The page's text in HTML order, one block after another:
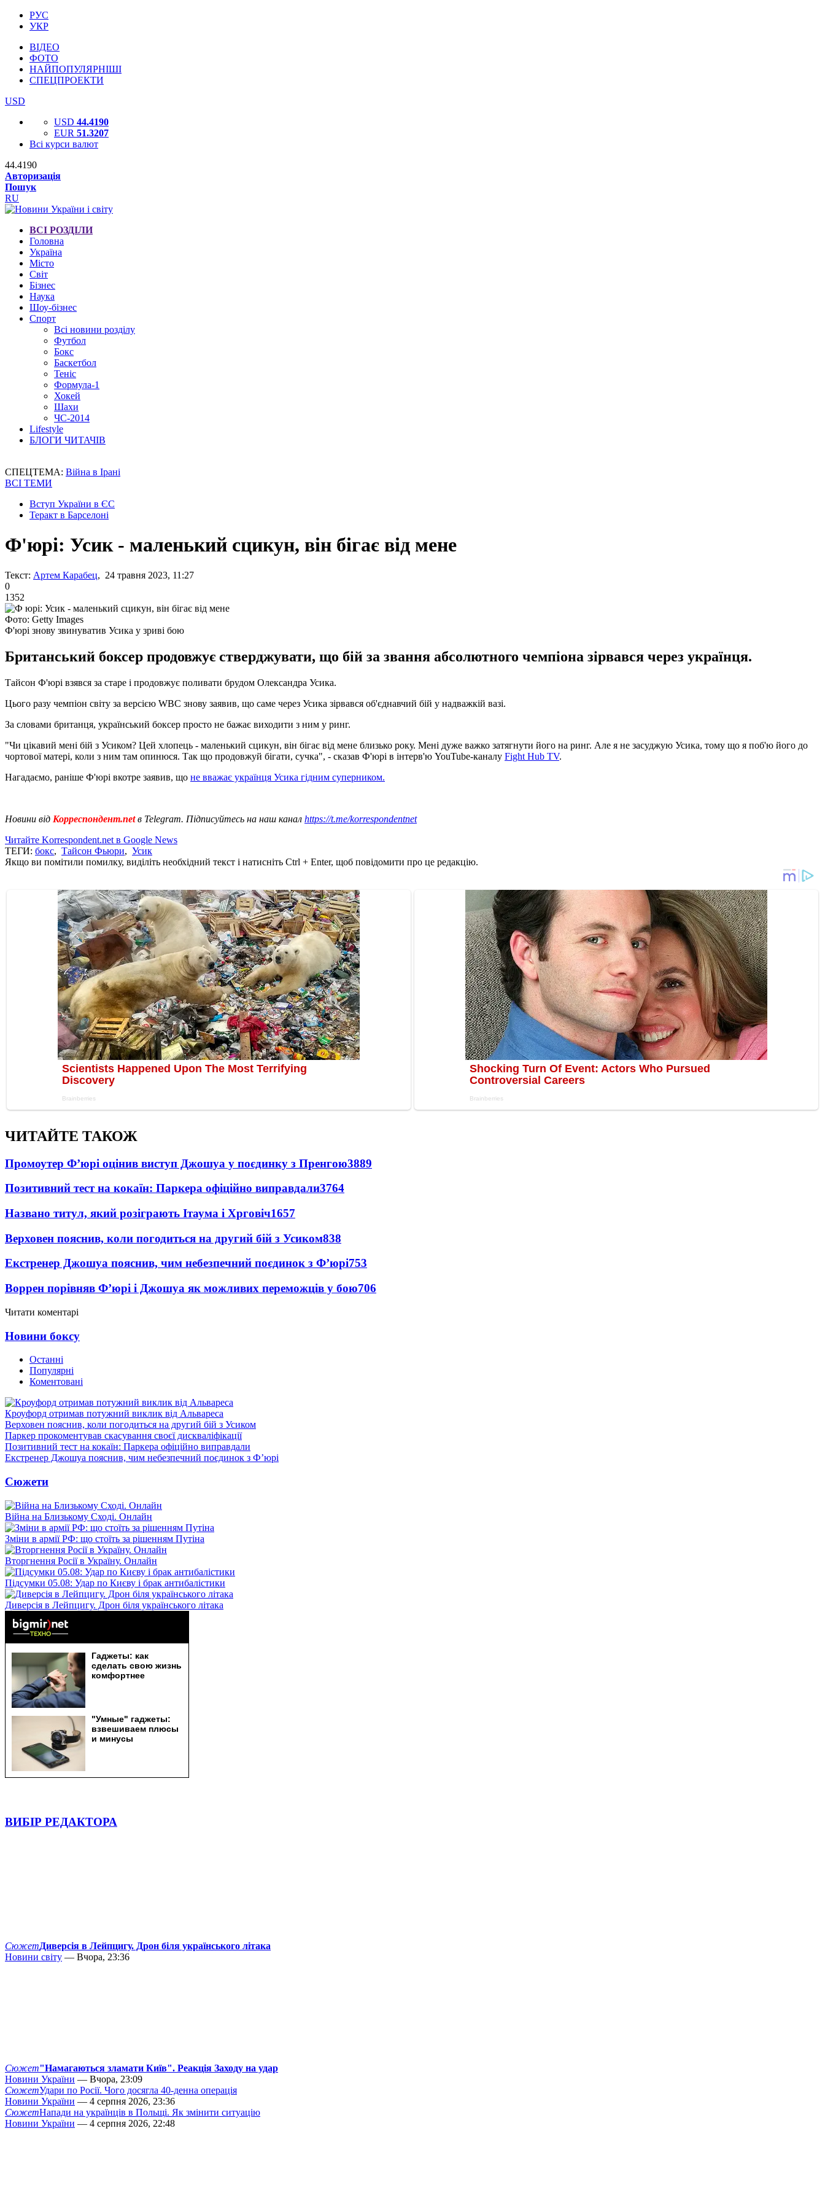
РУС
УКР
ВІДЕО
ФОТО
НАЙПОПУЛЯРНІШІ
СПЕЦПРОЕКТИ
USD
USD 44.4190
EUR 51.3207
Всі курси валют
44.4190
Авторизація
Пошук
RU
ВСІ РОЗДІЛИ
Головна
Україна
Місто
Світ
Бізнес
Наука
Шоу-бізнес
Спорт
Всі новини розділу
Футбол
Бокс
Баскетбол
Теніс
Формула-1
Хокей
Шахи
ЧС-2014
Lifestyle
БЛОГИ ЧИТАЧІВ
СПЕЦТЕМА: Війна в Ірані
ВСІ ТЕМИ
Вступ України в ЄС
Теракт в Барселоні
Ф'юрі: Усик - маленький сцикун, він бігає від мене
Текст: Артем Карабец, 24 травня 2023, 11:27
0
1352
Фото: Getty Images
Ф'юрі знову звинуватив Усика у зриві бою
Британський боксер продовжує стверджувати, що бій за звання абсолютного чемпіона зірвався через українця.
Тайсон Ф'юрі взявся за старе і продовжує поливати брудом Олександра Усика.
Цього разу чемпіон світу за версією WBC знову заявив, що саме через Усика зірвався об'єднавчий бій у надважкій вазі.
За словами британця, український боксер просто не бажає виходити з ним у ринг.
"Чи цікавий мені бій з Усиком? Цей хлопець - маленький сцикун, він бігає від мене близько року. Мені дуже важко затягнути його на ринг. Але я не засуджую Усика, тому що я поб'ю його до
чортової матері, коли з ним там опинюся. Так що продовжуй бігати, сучка", - сказав Ф'юрі в інтерв'ю YouTube-каналу Fight Hub TV.
Нагадаємо, раніше Ф'юрі вкотре заявив, що не вважає українця Усика гідним суперником.
Новини від Корреспондент.netв Telegram. Підписуйтесь на наш канал https://t.me/korrespondentnet
Читайте Korrespondent.net в Google News
ТЕГИ: бокс, Тайсон Фьюри, Усик
Якщо ви помітили помилку, виділіть необхідний текст і натисніть Ctrl + Enter, щоб повідомити про це редакцію.
ЧИТАЙТЕ ТАКОЖ
Промоутер Ф’юрі оцінив виступ Джошуа у поєдинку з Пренгою3889
Позитивний тест на кокаїн: Паркера офіційно виправдали3764
Названо титул, який розіграють Ітаума і Хрговіч1657
Верховен пояснив, коли погодиться на другий бій з Усиком838
Екстренер Джошуа пояснив, чим небезпечний поєдинок з Ф’юрі753
Воррен порівняв Ф’юрі і Джошуа як можливих переможців у бою706
Читати коментарі
Новини боксу
Останні
Популярні
Коментовані
Кроуфорд отримав потужний виклик від Альвареса
Верховен пояснив, коли погодиться на другий бій з Усиком
Паркер прокоментував скасування своєї дискваліфікації
Позитивний тест на кокаїн: Паркера офіційно виправдали
Екстренер Джошуа пояснив, чим небезпечний поєдинок з Ф’юрі
Сюжети
Війна на Близькому Сході. Онлайн
Зміни в армії РФ: що стоїть за рішенням Путіна
Вторгнення Росії в Україну. Онлайн
Підсумки 05.08: Удар по Києву і брак антибалістики
Диверсія в Лейпцигу. Дрон біля українського літака
ВИБІР РЕДАКТОРА
СюжетДиверсія в Лейпцигу. Дрон біля українського літака
Новини світу — Вчора, 23:36
Сюжет"Намагаються зламати Київ". Реакція Заходу на удар
Новини України — Вчора, 23:09
СюжетУдари по Росії. Чого досягла 40-денна операція
Новини України — 4 серпня 2026, 23:36
СюжетНапади на українців в Польщі. Як змінити ситуацію
Новини України — 4 серпня 2026, 22:48